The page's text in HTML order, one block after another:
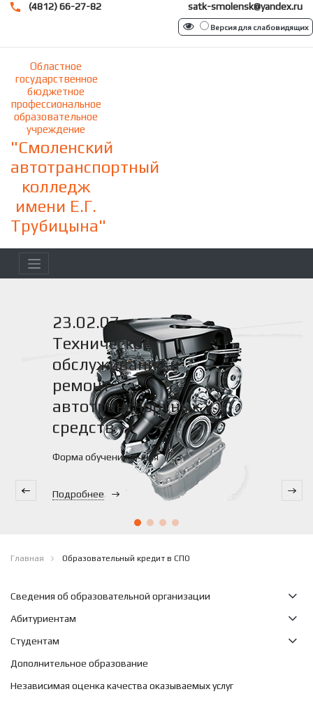
(4812) 66-27-82 satk-smolensk@yandex.ru
Версия для слабовидящих
Областное
государственное
бюджетное
профессиональное
образовательное
учреждение
"Смоленский
автотранспортный
колледж
имени Е.Г.
Трубицына"
23.02.07 -
Техническое
обслуживание и
ремонт
автотранспортных
средств
Форма обучения: очная
Подробнее
Главная Образовательный кредит в СПО
Сведения об образовательной организации
Абитуриентам
Студентам
Дополнительное образование
Независимая оценка качества оказываемых услуг